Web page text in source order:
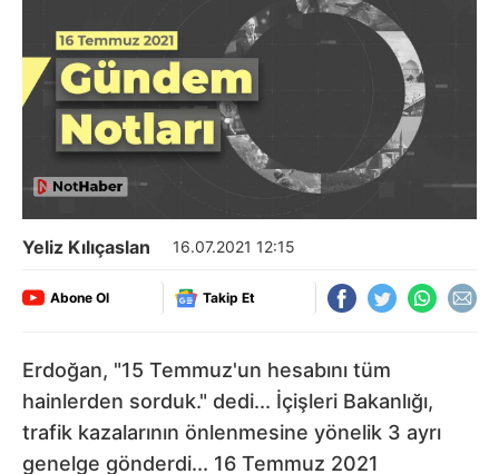
Yeliz Kılıçaslan 16.07.2021 12:15
Abone Ol Takip Et
Erdoğan, "15 Temmuz'un hesabını tüm
hainlerden sorduk." dedi... İçişleri Bakanlığı,
trafik kazalarının önlenmesine yönelik 3 ayrı
genelge gönderdi... 16 Temmuz 2021